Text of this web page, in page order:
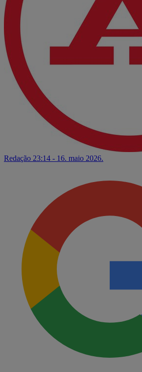
Redação 23:14 - 16. maio 2026.